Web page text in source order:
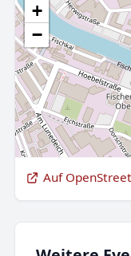
+
−
Auf